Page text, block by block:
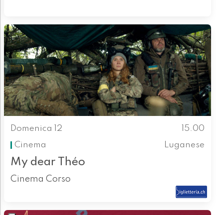
Domenica 12
15.00
Cinema
Luganese
My dear Théo
Cinema Corso